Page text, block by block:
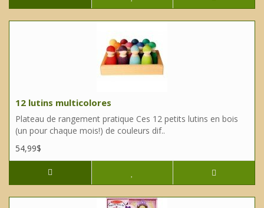
12 lutins multicolores
Plateau de rangement pratique Ces 12 petits lutins en bois
(un pour chaque mois!) de couleurs dif..
54,99$